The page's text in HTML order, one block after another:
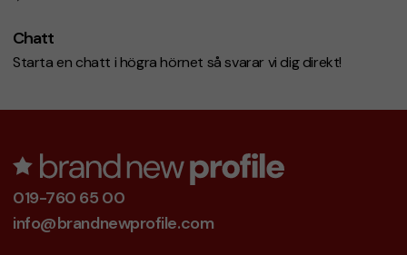
Chatt
Starta en chatt i högra hörnet så svarar vi dig direkt!
019-760 65 00
info@brandnewprofile.com